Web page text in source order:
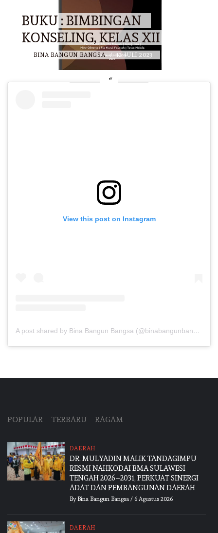
BUKU : BIMBINGAN
KONSELING, KELAS XII
BINA BANGUN BANGSA / 12 JULI 2023
View this post on Instagram
A post shared by Bina Bangun Bangsa (@binabangunbangsa)
POPULAR TERBARU RAGAM
DAERAH
DR. MULYADIN MALIK TANDAGIMPU
RESMI NAHKODAI BMA SULAWESI
TENGAH 2026–2031, PERKUAT SINERGI
ADAT DAN PEMBANGUNAN DAERAH
By Bina Bangun Bangsa/ 6 Agustus 2026
DAERAH